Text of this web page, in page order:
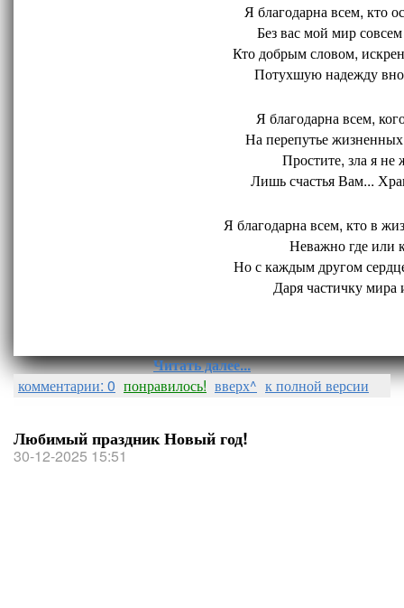
Я благодарна всем, кто
Без вас мой мир
Кто добрым словом,
Потухшую надежду
Я благодарна всем,
На перепутье
Простите, зла я не
Лишь счастья Вам...
Я благодарна всем, кто в
Неважно где или
Но с каждым другом
Даря частичку мира
Читать далее...
комментарии: 0 понравилось! вверх^ к полной версии
Любимый праздник Новый год!
30-12-2025 15:51